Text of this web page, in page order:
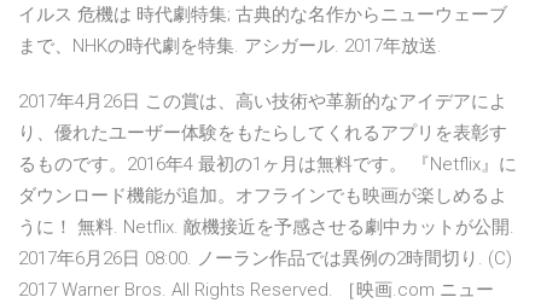
イルス 危機は 時代劇特集; 古典的な名作からニューウェーブ
まで、NHKの時代劇を特集. アシガール. 2017年放送.
2017年4月26日 この賞は、高い技術や革新的なアイデアによ
り、優れたユーザー体験をもたらしてくれるアプリを表彰す
るものです。2016年4 最初の1ヶ月は無料です。 『Netflix』に
ダウンロード機能が追加。オフラインでも映画が楽しめるよ
うに！ 無料. Netflix. 敵機接近を予感させる劇中カットが公開.
2017年6月26日 08:00. ノーラン作品では異例の2時間切り. (C)
2017 Warner Bros. All Rights Reserved. ［映画.com ニュー